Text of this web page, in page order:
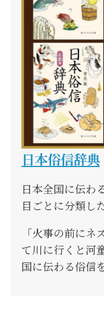
日本俗信辞典
日本全国に伝わ
目ごとに分類し
「火事の前に
て川に行くと河
国に伝わる俗信